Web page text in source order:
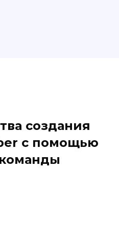
создания
с помощью